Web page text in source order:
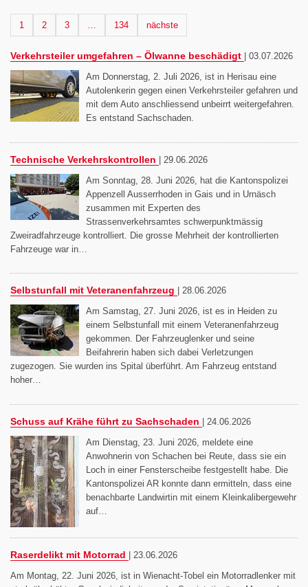
Seite
1 Seite
2 Seite
3 … Seite
134 Nächste Seite
nächste
Verkehrsteiler umgefahren – Ölwanne beschädigt
03.07.2026
Am Donnerstag, 2. Juli 2026, ist in Herisau eine
Autolenkerin gegen einen Verkehrsteiler gefahren und
mit dem Auto anschliessend unbeirrt weitergefahren.
Es entstand Sachschaden.
Technische Verkehrskontrollen | 29.06.2026
Am Sonntag, 28. Juni 2026, hat die Kantonspolizei
Appenzell Ausserrhoden in Gais und in Urnäsch
zusammen mit Experten des
Strassenverkehrsamtes schwerpunktmässig
Zweiradfahrzeuge kontrolliert. Die grosse Mehrheit der kontrollierten
Fahrzeuge war in…
Selbstunfall mit Veteranenfahrzeug
28.06.2026
Am Samstag, 27. Juni 2026, ist es in Heiden zu
einem Selbstunfall mit einem Veteranenfahrzeug
gekommen. Der Fahrzeuglenker und seine
Beifahrerin haben sich dabei Verletzungen
zugezogen. Sie wurden ins Spital überführt. Am Fahrzeug entstand
hoher…
Schuss auf Krähe führt zu Sachschaden | 24.06.2026
Am Dienstag, 23. Juni 2026, meldete eine
Anwohnerin von Schachen bei Reute, dass sie ein
Loch in einer Fensterscheibe festgestellt habe. Die
Kantonspolizei AR konnte dann ermitteln, dass eine
benachbarte Landwirtin mit einem Kleinkalibergewehr
auf…
Raserdelikt mit Motorrad | 23.06.2026
Am Montag, 22. Juni 2026, ist in Wienacht-Tobel ein Motorradlenker mit